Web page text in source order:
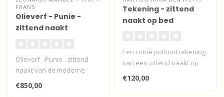
FRANS
Olieverf - Punie -
zittend naakt
Olieverf - Punie - zittend
naakt van de moderne
Franse impressionist
Manuel Leon..
€850,00
Tekening - zittend
naakt op bed
Een conté potlood tekening
van een zittend naakt op
een bed door de Utrechtse
€120,00